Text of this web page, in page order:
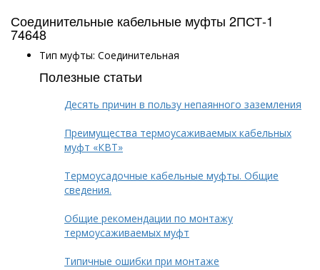
Соединительные кабельные муфты 2ПСТ-1
74648
Тип муфты: Соединительная
Полезные статьи
Десять причин в пользу непаянного заземления
Преимущества термоусаживаемых кабельных
муфт «КВТ»
Термоусадочные кабельные муфты. Общие
сведения.
Общие рекомендации по монтажу
термоусаживаемых муфт
Типичные ошибки при монтаже